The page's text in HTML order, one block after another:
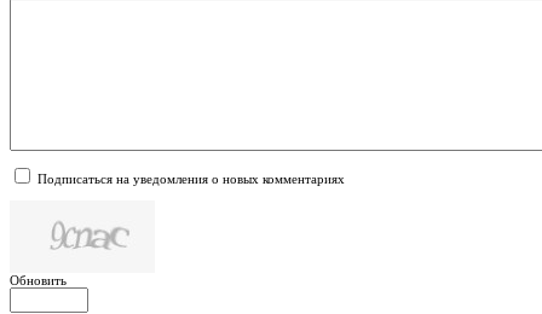
Подписаться на уведомления о новых комментариях
Обновить